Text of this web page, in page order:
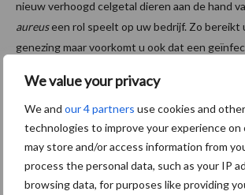
We value your privacy
We and our 4 partners use cookies and
technologies to improve your experience
may store and/or access information from
process the personal data, such as your IP
browsing data, for purposes like providing
nieuw verhoogd celgetal dieren aan de hand
aureuseen rol speelt op uw bedrijf. Zo bereikt
genezing maar voorkomt u ook dat een
allemaal dat een hoger celgetal minder melk
Meer weten over S. aureus en
(1): Y.H. Schukken et al., Efficacy of vaccination on